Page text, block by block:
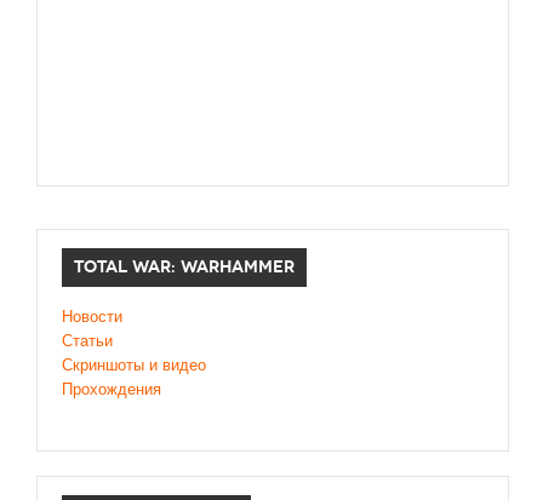
TOTAL WAR: WARHAMMER
Новости
Статьи
Скриншоты и видео
Прохождения